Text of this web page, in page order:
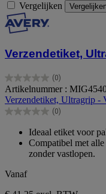
Vergelijken
Verzendetiket,
(0)
0.0
van
de
5
Artikelnummer :
Verzendetiket, Ultragrip -
(0)
0.0
sterren.
Ideaal etiket voor
Compatibel met alle
zonder vastlopen.
Vanaf